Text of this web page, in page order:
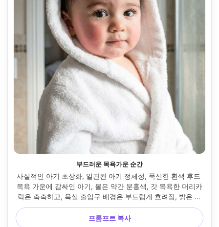
부드러운 목욕가운 순간
사실적인 아기 초상화, 일관된 아기 정체성, 푹신한 흰색 후드
목욕 가운에 감싸인 아기, 볼은 약간 분홍색, 갓 목욕한 머리카
락은 축축하고, 욕실 출입구 배경은 부드럽게 흐려짐, 밝은 확
산된 일광, Sony A7III, 50mm f/1.8, 클로즈업 프레임, 따뜻한
피부톤의 깨끗한 흰색, 사실적인 물 광택, 차분하고 아늑한 분
프롬프트 복사